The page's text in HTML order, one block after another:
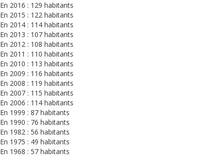
En 2016 : 129 habitants
En 2015 : 122 habitants
En 2014 : 114 habitants
En 2013 : 107 habitants
En 2012 : 108 habitants
En 2011 : 110 habitants
En 2010 : 113 habitants
En 2009 : 116 habitants
En 2008 : 119 habitants
En 2007 : 115 habitants
En 2006 : 114 habitants
En 1999 : 87 habitants
En 1990 : 76 habitants
En 1982 : 56 habitants
En 1975 : 49 habitants
En 1968 : 57 habitants